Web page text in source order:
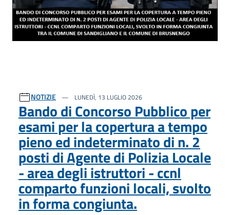
NOTIZIE LUNEDÌ, 13 LUGLIO 2026
Bando di Concorso Pubblico per
esami per la copertura a tempo
pieno ed indeterminato di n. 2
posti di Agente di Polizia Locale
- area degli istruttori - ccnl
comparto funzioni locali, svolto
in forma congiunta.